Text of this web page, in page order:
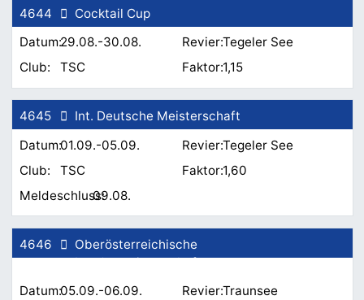
4644
29.08.-30.08.
Cocktail Cup
Tegeler See
TSC
1,15
4645
01.09.-05.09.
Int. Deutsche Meisterschaft
Tegeler See
TSC
1,60
09.08.
4646
05.09.-06.09.
Oberösterreichische
Landesmeisterschaft
Traunsee